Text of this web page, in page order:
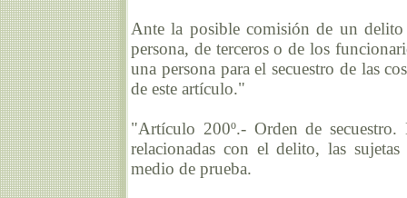
Ante la posible comisión de un
persona, de terceros o de los
una persona para el secuestro de las
de este artículo."
"Artículo 200º.- Orden de secuestro.
relacionadas con el delito, las
medio de prueba.